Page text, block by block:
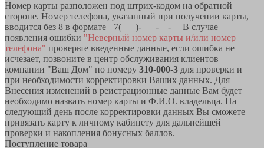
Номер карты разположен под штрих-кодом на обратной
стороне. Номер телефона, указанный при получении карты,
вводится без 8 в формате +7(___)-___-__-__ В случае
появления ошибки "Неверный номер карты и/или номер
телефона" проверьте введенные данные, если ошибка не
исчезает, позвоните в центр обслуживания клиентов
компании "Ваш Дом" по номеру 310-000-3 для проверки и
при необходимости корректировки Ваших данных. Для
Внесения изменений в реистрационные данные Вам будет
необходимо назвать номер карты и Ф.И.О. владельца. На
следующий день после корректировки данных Вы сможете
привязать карту к личному кабинету для дальнейшей
проверки и накопления бонусных баллов.
Поступление товара